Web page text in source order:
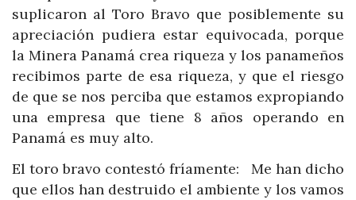
suplicaron al Toro Bravo que posiblemente su
apreciación pudiera estar equivocada, porque
la Minera Panamá crea riqueza y los panameños
recibimos parte de esa riqueza, y que el riesgo
de que se nos perciba que estamos expropiando
una empresa que tiene 8 años operando en
Panamá es muy alto.
El toro bravo contestó fríamente: Me han dicho
que ellos han destruido el ambiente y los vamos